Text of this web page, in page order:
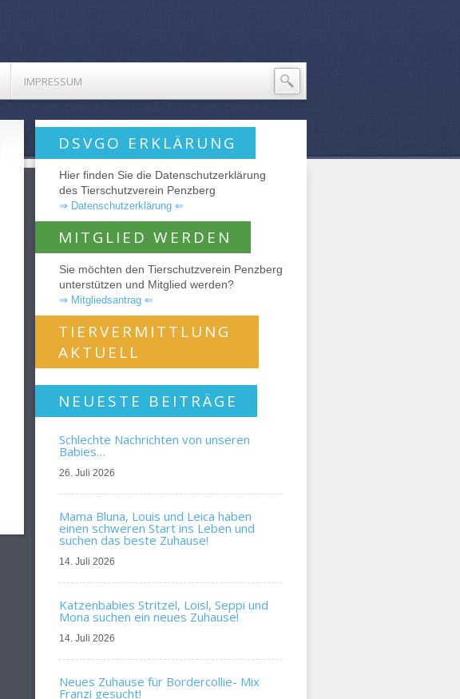
IMPRESSUM
DSVGO ERKLÄRUNG
Hier finden Sie die Datenschutzerklärung
des Tierschutzverein Penzberg
⇒ Datenschutzerklärung ⇐
MITGLIED WERDEN
Sie möchten den Tierschutzverein Penzberg
unterstützen und Mitglied werden?
⇒ Mitgliedsantrag ⇐
TIERVERMITTLUNG
AKTUELL
NEUESTE BEITRÄGE
Schlechte Nachrichten von unseren
Babies…
26. Juli 2026
Mama Bluna, Louis und Leica haben
einen schweren Start ins Leben und
suchen das beste Zuhause!
14. Juli 2026
Katzenbabies Stritzel, Loisl, Seppi und
Mona suchen ein neues Zuhause!
14. Juli 2026
Neues Zuhause für Bordercollie- Mix
Franzi gesucht!